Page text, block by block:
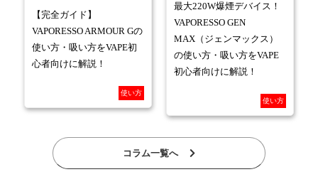
【完全ガイド】
VAPORESSO ARMOUR Gの
使い方・吸い方をVAPE初
心者向けに解説！
使い方
最大220W爆煙デバイス！
VAPORESSO GEN
MAX（ジェンマックス）
の使い方・吸い方をVAPE
初心者向けに解説！
使い方
コラム一覧へ